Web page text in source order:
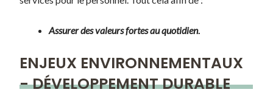
Assurer des valeurs fortesau quotidien.
ENJEUX ENVIRONNEMENTAUX
- DÉVELOPPEMENT DURABLE